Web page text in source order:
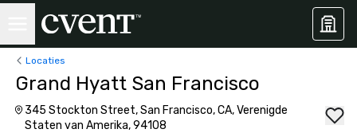
Locaties
Grand Hyatt San Francisco
345 Stockton Street, San Francisco, CA, Verenigde
Staten van Amerika, 94108